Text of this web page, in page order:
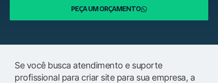
PEÇA UM ORÇAMENTO
Se você busca atendimento e suporte
profissional para criar site para sua empresa, a